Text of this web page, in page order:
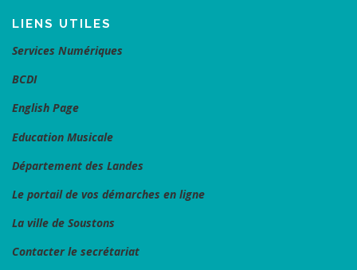
LIENS UTILES
Services Numériques
BCDI
English Page
Education Musicale
Département des Landes
Le portail de vos démarches en ligne
La ville de Soustons
Contacter le secrétariat